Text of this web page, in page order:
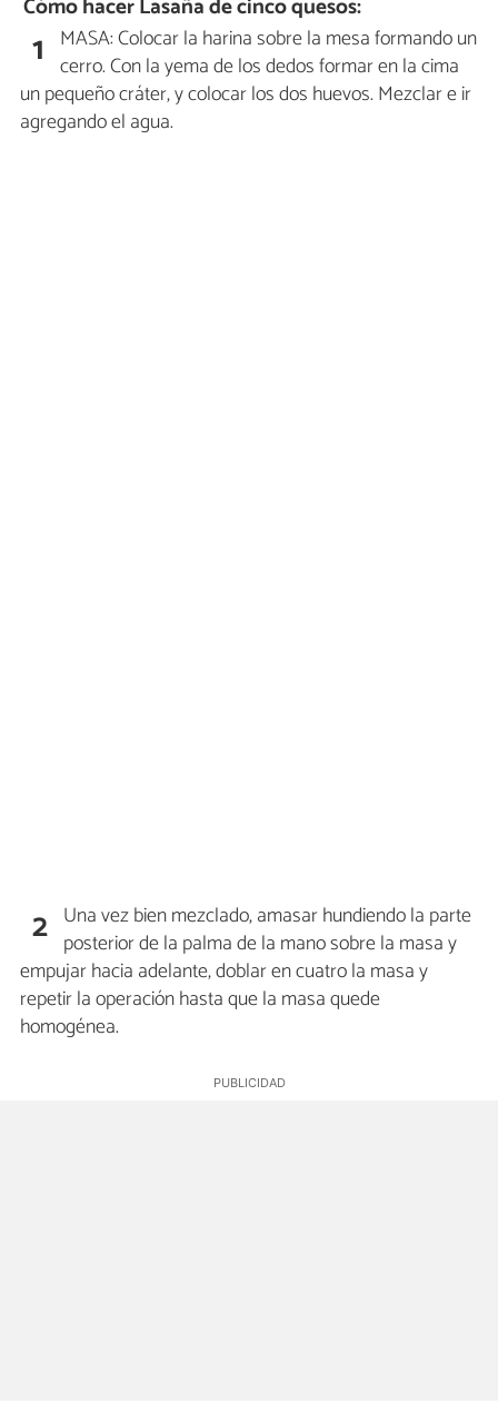
Cómo hacer Lasaña de cinco quesos:
1 MASA: Colocar la harina sobre la mesa formando un
cerro. Con la yema de los dedos formar en la cima
un pequeño cráter, y colocar los dos huevos. Mezclar e ir
agregando el agua.
2 Una vez bien mezclado, amasar hundiendo la parte
posterior de la palma de la mano sobre la masa y
empujar hacia adelante, doblar en cuatro la masa y
repetir la operación hasta que la masa quede
homogénea.